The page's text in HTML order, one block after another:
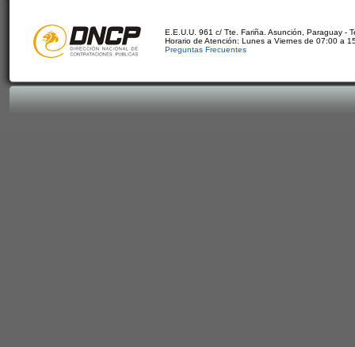
E.E.U.U. 961 c/ Tte. Fariña. Asunción, Paraguay -
Horario de Atención: Lunes a Viernes de 07:00 a
Preguntas Frecuentes